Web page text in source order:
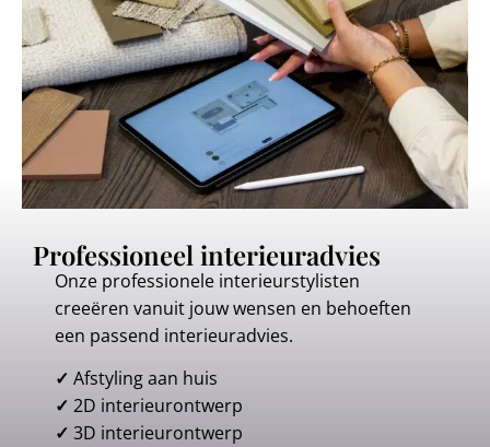
Professioneel interieuradvies
Onze professionele interieurstylisten
creeëren vanuit jouw wensen en behoeften
een passend interieuradvies.
✓ Afstyling aan huis
✓ 2D interieurontwerp
✓ 3D interieurontwerp